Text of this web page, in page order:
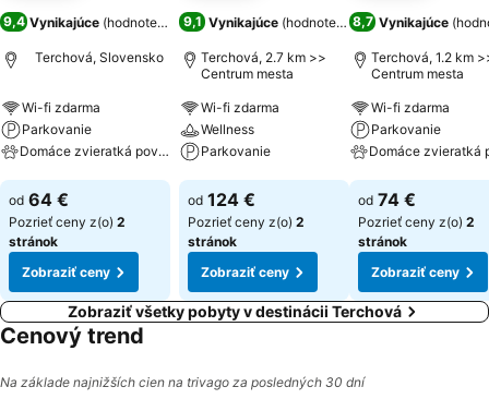
9,4 Vynikajúce (hodnotenia: 794 )
Terchová, Slovensko
Wi-fi zdarma
Parkovanie
Domáce zvieratká povolené
Zobraziť ceny
od 64 €
Pozrieť ceny z(o) 2
stránok
Zobraziť ceny
9,1 Vynikajúce (hodnotenia: 3 018)
Terchová, 2.7 km >>
Centrum mesta
Wi-fi zdarma
Wellness
Parkovanie
Zobraziť ceny
od 124 €
Pozrieť ceny z(o) 2
stránok
Zobraziť ceny
8,7 Vynikajúce (
Terchová, 1.2 km
Centrum mesta
Wi-fi zdarma
Parkovanie
Zobraziť ceny
od 74 €
Pozrieť ceny z(o) 2
stránok
Zobraziť ceny
Zobraziť všetky pobyty v destinácii Terchová
Cenový trend
Na základe najnižších cien na trivago za posledných 30 dní